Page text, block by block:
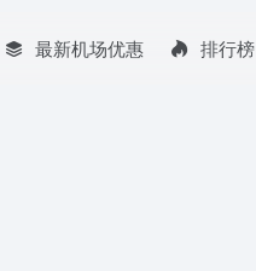
最新机场优惠 排行榜